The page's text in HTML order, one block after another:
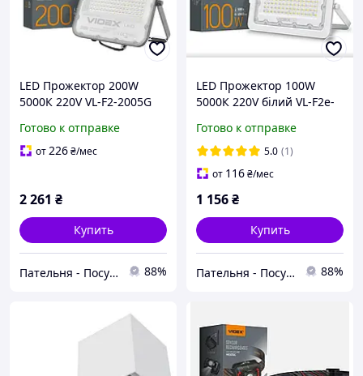
LED Прожектор 200W
5000К 220V VL-F2-2005G
Готово к отправке
от226₴/мес
2 261 ₴
Купить
Пательня - Посуд та все для дому 88%
LED Прожектор 100W
5000К 220V білий VL-F2e-
Готово к отправке
5.0 (1)
от 116₴/мес
1 156₴
Купить
Пательня - Посуд та все для дому 88%